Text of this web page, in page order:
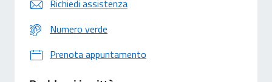
Richiedi assistenza
Numero verde
Prenota appuntamento